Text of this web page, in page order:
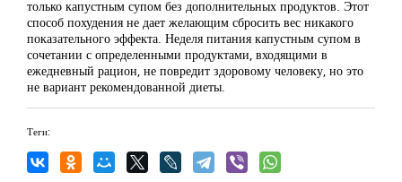
только капустным супом без дополнительных продуктов. Этот
способ похудения не дает желающим сбросить вес никакого
показательного эффекта. Неделя питания капустным супом в
сочетании с определенными продуктами, входящими в
ежедневный рацион, не повредит здоровому человеку, но это
не вариант рекомендованной диеты.
Теги: